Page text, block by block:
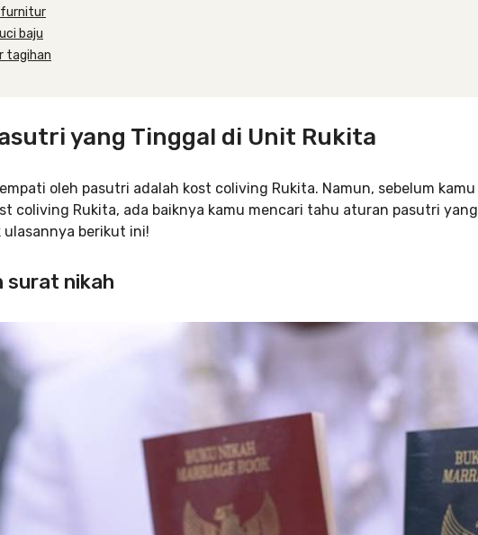
furnitur
baju
tagihan
yang Tinggal di Unit Rukita
oleh pasutri adalah kost coliving Rukita. Namun, sebelum kamu
coliving Rukita, ada baiknya kamu mencari tahu aturan pasutri yang
berikut ini!
surat nikah